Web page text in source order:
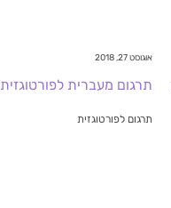
אוגוסט 27, 2018
תרגום מעברית לפורטוגזית
תרגום לפורטוגזית